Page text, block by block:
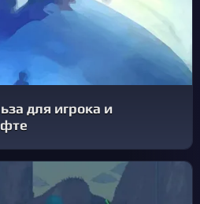
для игрока и